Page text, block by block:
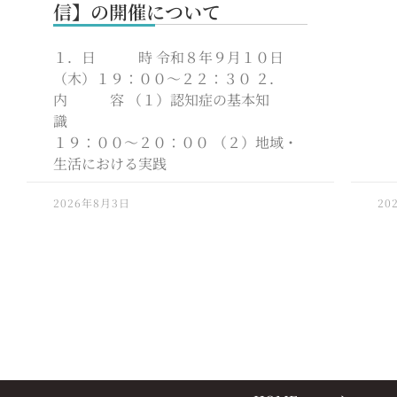
信】の開催について
１．日 時 令和８年９月１０日
（木）１９：００～２２：３０ ２．
内 容 （１）認知症の基本知
識
１９：００～２０：００ （２）地域・
生活における実践
2026年8月3日